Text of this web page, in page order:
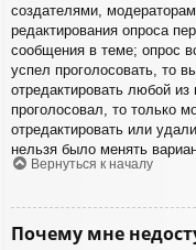
создателями,
редактирования опроса
сообщения в теме; опрос
успел проголосовать, то
отредактировать любой
проголосовал, то только
отредактировать или
нельзя было менять
Вернуться к началу
Почему мне